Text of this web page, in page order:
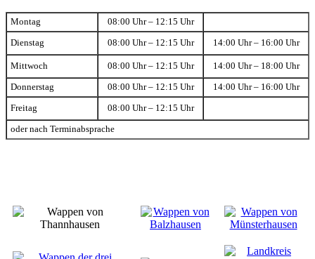
Montag 08:00 Uhr – 12:15 Uhr
Dienstag 08:00 Uhr – 12:15 Uhr 14:00 Uhr – 16:00 Uhr
Mittwoch 08:00 Uhr – 12:15 Uhr 14:00 Uhr – 18:00 Uhr
Donnerstag 08:00 Uhr – 12:15 Uhr 14:00 Uhr – 16:00 Uhr
Freitag 08:00 Uhr – 12:15 Uhr
oder nach Terminabsprache